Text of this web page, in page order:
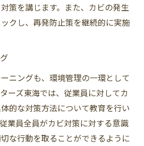
策を講じます。また、カビの発生
クし、再発防止策を継続的に実施
ニングも、環境管理の一環として
ーズ東海では、従業員に対してカ
的な対策方法について教育を行い
業員全員がカビ対策に対する意識
な行動を取ることができるように